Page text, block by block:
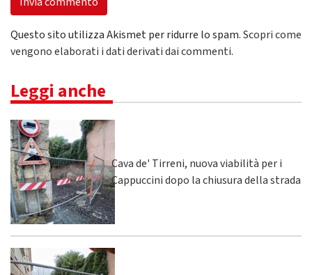
Questo sito utilizza Akismet per ridurre lo spam.Scopri come
vengono elaborati i dati derivati dai commenti.
Leggi anche
Cava de' Tirreni, nuova viabilità per i
Cappuccini dopo la chiusura della strada